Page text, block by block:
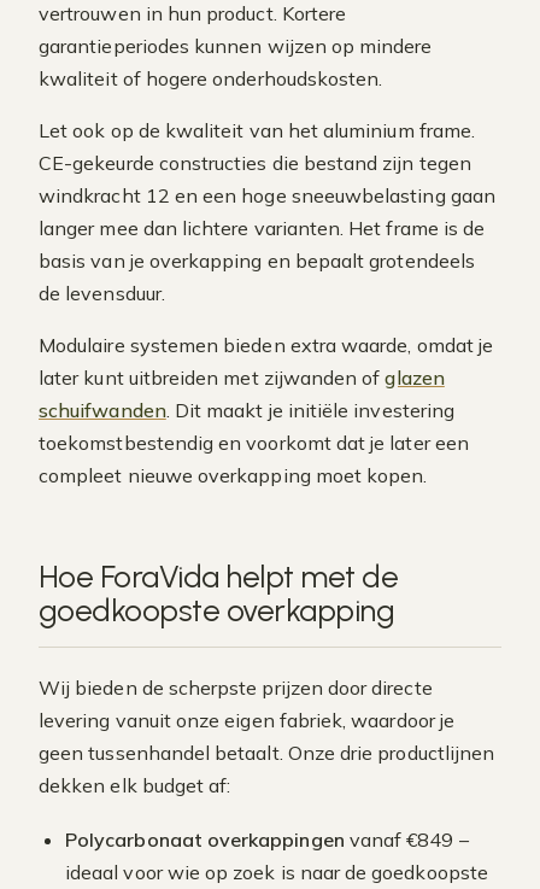
vertrouwen in hun product. Kortere
garantieperiodes kunnen wijzen op mindere
kwaliteit of hogere onderhoudskosten.
Let ook op de kwaliteit van het aluminium frame.
CE-gekeurde constructies die bestand zijn tegen
windkracht 12 en een hoge sneeuwbelasting gaan
langer mee dan lichtere varianten. Het frame is de
basis van je overkapping en bepaalt grotendeels
de levensduur.
Modulaire systemen bieden extra waarde, omdat je
later kunt uitbreiden met zijwanden ofglazen
schuifwanden. Dit maakt je initiële investering
toekomstbestendig en voorkomt dat je later een
compleet nieuwe overkapping moet kopen.
Hoe ForaVida helpt met de
goedkoopste overkapping
Wij bieden de scherpste prijzen door directe
levering vanuit onze eigen fabriek, waardoor je
geen tussenhandel betaalt. Onze drie productlijnen
dekken elk budget af:
Polycarbonaat overkappingen vanaf €849 –
ideaal voor wie op zoek is naar de goedkoopste